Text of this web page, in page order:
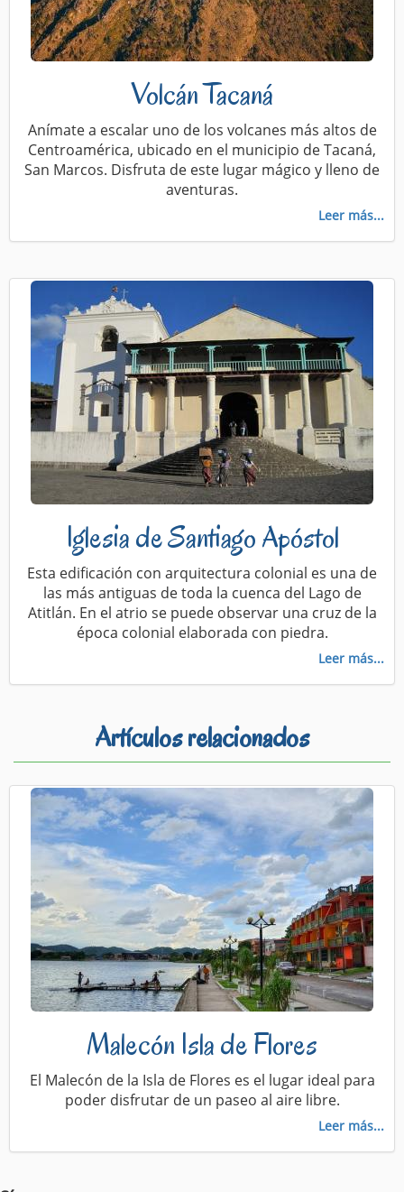
Volcán Tacaná
Anímate a escalar uno de los volcanes más altos de
Centroamérica, ubicado en el municipio de Tacaná,
San Marcos. Disfruta de este lugar mágico y lleno de
aventuras.
Leer más...
Iglesia de Santiago Apóstol
Esta edificación con arquitectura colonial es una de
las más antiguas de toda la cuenca del Lago de
Atitlán. En el atrio se puede observar una cruz de la
época colonial elaborada con piedra.
Leer más...
Artículos relacionados
Malecón Isla de Flores
El Malecón de la Isla de Flores es el lugar ideal para
poder disfrutar de un paseo al aire libre.
Leer más...